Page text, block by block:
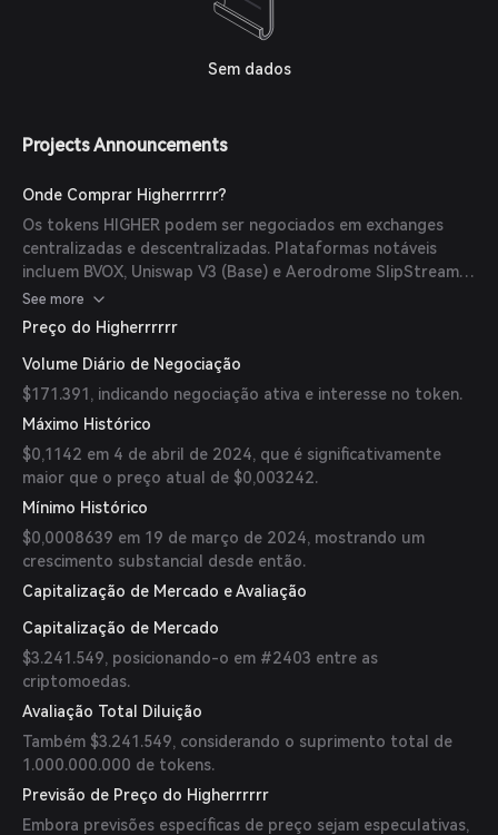
Sem dados
Projects Announcements
Onde Comprar Higherrrrrr?
Os tokens HIGHER podem ser negociados em exchanges
centralizadas e descentralizadas. Plataformas notáveis
incluem BVOX, Uniswap V3 (Base) e Aerodrome SlipStream,
sendo o par de negociação mais ativo HIGHER/USDT na
BVOX.
See more
Preço do Higherrrrrr
Volume Diário de Negociação
$171.391, indicando negociação ativa e interesse no token.
Máximo Histórico
$0,1142 em 4 de abril de 2024, que é significativamente
maior que o preço atual de $0,003242.
Mínimo Histórico
$0,0008639 em 19 de março de 2024, mostrando um
crescimento substancial desde então.
Capitalização de Mercado e Avaliação
Capitalização de Mercado
$3.241.549, posicionando-o em #2403 entre as
criptomoedas.
Avaliação Total Diluição
Também $3.241.549, considerando o suprimento total de
1.000.000.000 de tokens.
Previsão de Preço do Higherrrrrr
Embora previsões específicas de preço sejam especulativas,